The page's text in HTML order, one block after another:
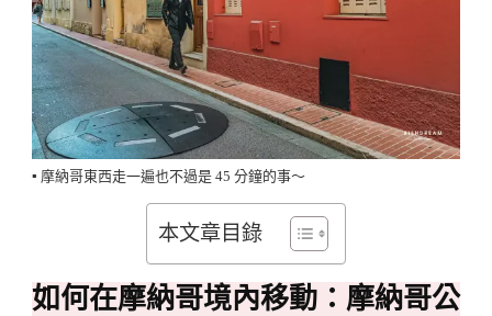
▪️ 摩納哥東西走一遍也不過是 45 分鐘的事～
本文章目錄
如何在摩納哥境內移動：摩納哥公